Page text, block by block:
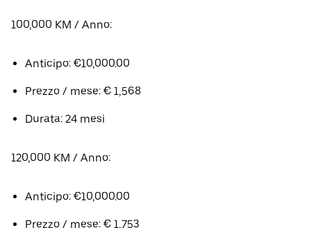
100,000 KM / Anno:
Anticipo: €10,000.00
Prezzo / mese: € 1,568
Durata: 24 mesi
120,000 KM / Anno:
Anticipo: €10,000.00
Prezzo / mese: € 1,753